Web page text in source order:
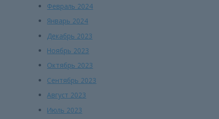
Февраль 2024
Январь 2024
Декабрь 2023
Ноябрь 2023
Октябрь 2023
Сентябрь 2023
Август 2023
Июль 2023